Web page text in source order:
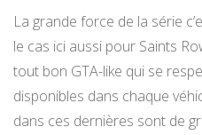
La grande force de la série
le cas ici aussi pour Saints
tout bon GTA-like qui se
disponibles dans chaque
dans ces dernières sont de